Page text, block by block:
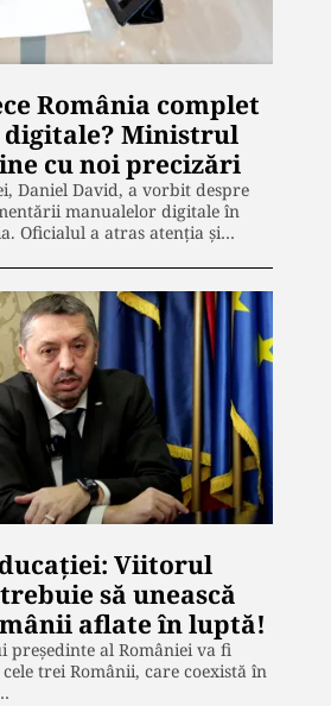
România complet
digitale? Ministrul
cu noi precizări
Daniel David, a vorbit despre
manualelor digitale în
Oficialul a atras atenția și…
Viitorul
să unească
aflate în luptă!
președinte al României va fi
trei Românii, care coexistă în